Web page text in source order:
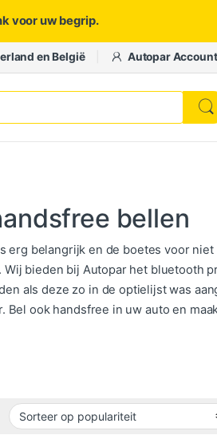
voor uw begrip.
en België Autopar Account
bellen
erg belangrijk en de boetes voor
bieden bij Autopar het bluetooth
als deze zo in de optielijst was
ook handsfree in uw auto en